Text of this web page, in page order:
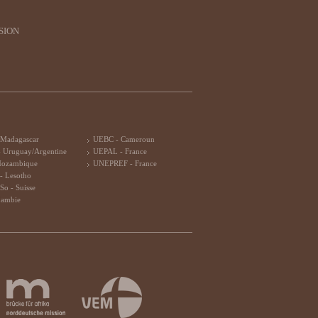
Uruguay/Argentine
Lesotho
- Suisse
UEBC - Cameroun
UEPAL - France
UNEPREF - France